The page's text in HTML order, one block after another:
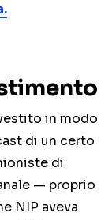
in modo
di un certo
di
— proprio
NIP aveva